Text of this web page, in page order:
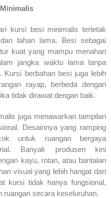
kursi besi minimalis terletak
tahan lama. Besi sebagai
kuat yang mampu menahan
jangka waktu lama tanpa
Kursi berbahan besi juga lebih
rayap, berbeda dengan
tidak dirawat dengan baik.
juga menawarkan tampilan
Desainnya yang ramping
untuk ruangan bergaya
Banyak produsen kini
kayu, rotan, atau bantalan
visual yang lebih hangat dan
kursi tidak hanya fungsional,
ruangan secara keseluruhan.